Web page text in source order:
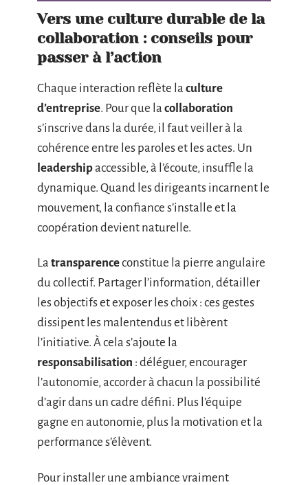
Vers une culture durable de la
collaboration : conseils pour
passer à l’action
Chaque interaction reflète la culture
d’entreprise. Pour que la collaboration
s’inscrive dans la durée, il faut veiller à la
cohérence entre les paroles et les actes. Un
leadershipaccessible, à l’écoute, insuffle la
dynamique. Quand les dirigeants incarnent le
mouvement, la confiance s’installe et la
coopération devient naturelle.
La transparenceconstitue la pierre angulaire
du collectif. Partager l’information, détailler
les objectifs et exposer les choix : ces gestes
dissipent les malentendus et libèrent
l’initiative. À cela s’ajoute la
responsabilisation : déléguer, encourager
l’autonomie, accorder à chacun la possibilité
d’agir dans un cadre défini. Plus l’équipe
gagne en autonomie, plus la motivation et la
performance s’élèvent.
Pour installer une ambiance vraiment